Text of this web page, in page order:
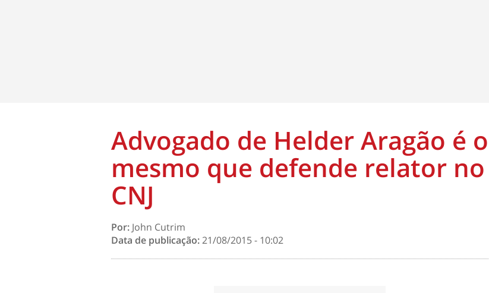
Advogado de Helder Aragão é o
mesmo que defende relator no
CNJ
Por: John Cutrim
Data de publicação:21/08/2015 - 10:02